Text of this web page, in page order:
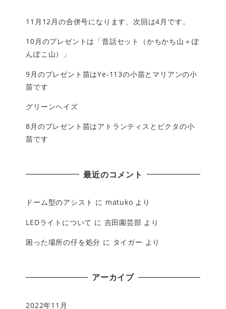
11月12月の合併号になります、次回は4月です。
10月のプレゼントは「昔話セット（かちかち山＋ぽ
んぽこ山）」
9月のプレゼント苗はYe-113の小苗とマリアンの小
苗です
グリーンヘイズ
8月のプレゼント苗はアトランティスとピクタの小
苗です
最近のコメント
ドーム型のアシスト に matuko より
LEDライトについて に 吉田園芸部 より
困った場所の仔を処分 に タイガー より
アーカイブ
2022年11月